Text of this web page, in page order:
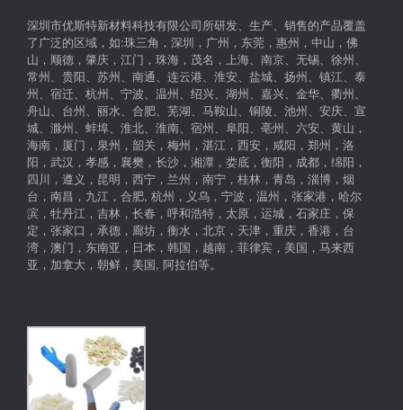
深圳市优斯特新材料科技有限公司所研发、生产、销售的产品覆盖
了广泛的区域，如:珠三角，深圳，广州，东莞，惠州，中山，佛
山，顺德，肇庆，江门，珠海，茂名，上海、南京、无锡、徐州、
常州、贵阳、苏州、南通、连云港、淮安、盐城、扬州、镇江、泰
州、宿迁、杭州、宁波、温州、绍兴、湖州、嘉兴、金华、衢州、
舟山、台州、丽水、合肥、芜湖、马鞍山、铜陵、池州、安庆、宣
城、滁州、蚌埠、淮北、淮南、宿州、阜阳、亳州、六安、黄山，
海南，厦门，泉州，韶关，梅州，湛江，西安，咸阳，郑州，洛
阳，武汉，孝感，襄樊，长沙，湘潭，娄底，衡阳，成都，绵阳，
四川，遵义，昆明，西宁，兰州，南宁，桂林，青岛，淄博，烟
台，南昌，九江，合肥, 杭州，义乌，宁波，温州，张家港，哈尔
滨，牡丹江，吉林，长春，呼和浩特，太原，运城，石家庄，保
定，张家口，承德，廊坊，衡水，北京，天津，重庆，香港，台
湾，澳门，东南亚，日本，韩国，越南，菲律宾，美国，马来西
亚，加拿大，朝鲜，美国, 阿拉伯等。